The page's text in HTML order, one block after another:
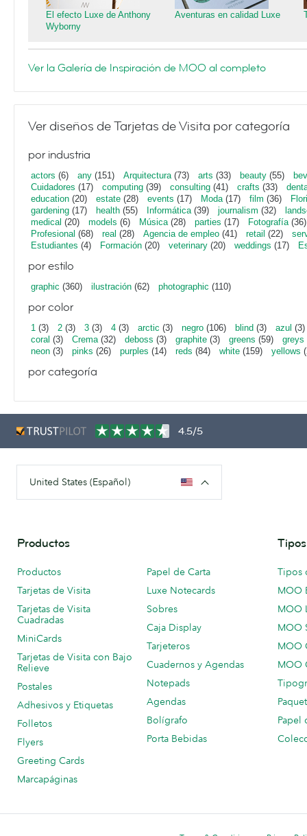
El efecto Luxe de Anthony
Wyborny
Aventuras en calidad Luxe
Ver la Galería de Inspiración de MOO al completo
Ver diseños de Tarjetas de Visita por categoría
por industria
actors (6) any (151) Arquitectura(73) arts (33) beauty (55)
Cuidadores (17) computing (39) consulting (41) crafts (33)
education (20) estate (28) events (17) Moda(17) film (36)
gardening (17) health (55) Informática(39) journalism (32)
medical (20) models (6) Música(28) parties (17) Fotografía(36)
Profesional (68) real (28) Agencia de empleo (41) retail (22)
Estudiantes (4) Formación (20) veterinary (20) weddings (17)
por estilo
graphic (360) ilustración (62) photographic (110)
por color
1 (3) 2 (3) 3 (3) 4 (3) arctic (3) negro (106) blind (3) azul (3)
coral (3) Crema(32) deboss (3) graphite (3) greens (59) greys
neon (3) pinks (26) purples (14) reds (84) white (159) yellows
por categoría
4.5/5
United States (Español)
Productos
Productos
Tarjetas de Visita
Tarjetas de Visita
Cuadradas
MiniCards
Tarjetas de Visita con Bajo
Relieve
Postales
Adhesivos y Etiquetas
Folletos
Flyers
Greeting Cards
Marcapáginas
Papel de Carta
Luxe Notecards
Sobres
Caja Display
Tarjeteros
Cuadernos y Agendas
Notepads
Agendas
Bolígrafo
Porta Bebidas
Tipos
MOO
MOO
MOO
MOO
MOO
Papel